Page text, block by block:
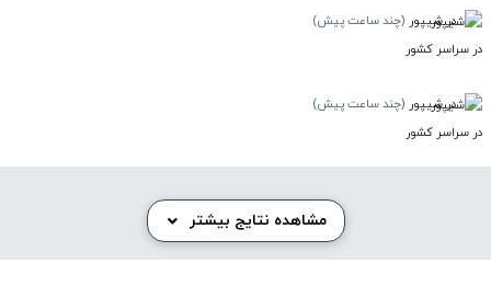
در شیپور (چند ساعت پیش)
در سراسر کشور
در شیپور (چند ساعت پیش)
در سراسر کشور
مشاهده نتایج بیشتر